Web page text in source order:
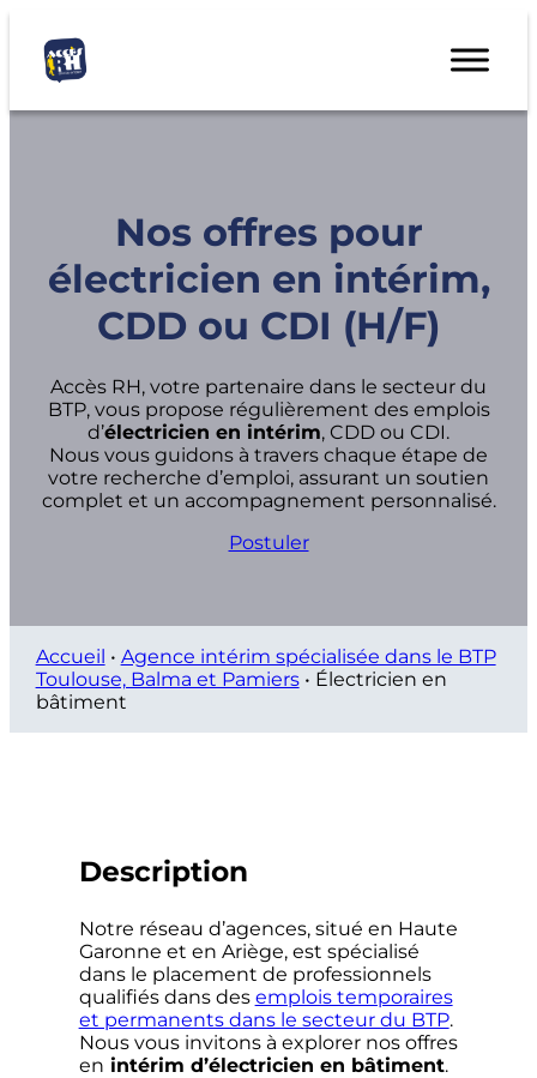
Nos offres pour
électricien en intérim,
CDD ou CDI (H/F)
Accès RH, votre partenaire dans le secteur du
BTP, vous propose régulièrement des emplois
d’électricien en intérim, CDD ou CDI.
Nous vous guidons à travers chaque étape de
votre recherche d’emploi, assurant un soutien
complet et un accompagnement personnalisé.
Postuler
Accueil • Agence intérim spécialisée dans le BTP
Toulouse, Balma et Pamiers• Électricien en
bâtiment
Description
Notre réseau d’agences, situé en Haute
Garonne et en Ariège, est spécialisé
dans le placement de professionnels
qualifiés dans des emplois temporaires
et permanents dans le secteur du BTP.
Nous vous invitons à explorer nos offres
en intérim d’électricien en bâtiment.